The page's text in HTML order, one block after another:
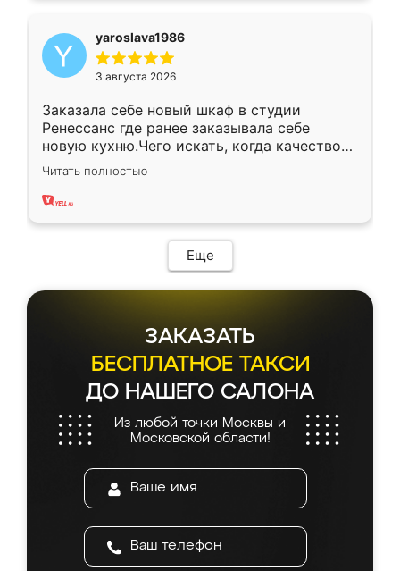
yaroslava1986
3 августа 2026
Заказала себе новый шкаф в студии
Ренессанс где ранее заказывала себе
новую кухню.Чего искать, когда качеством
вполне довольна. Служит кухня уже почти
два года, нареканий нет.
Читать полностью
Еще
ЗАКАЗАТЬ
БЕСПЛАТНОЕ ТАКСИ
ДО НАШЕГО САЛОНА
Из любой точки Москвы и
Московской области!